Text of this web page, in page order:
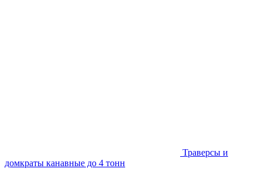
Траверсы и
домкраты канавные до 4 тонн